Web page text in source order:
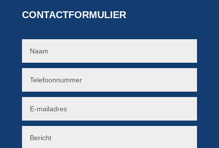
CONTACTFORMULIER